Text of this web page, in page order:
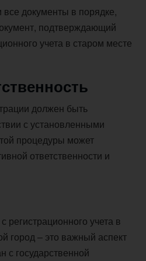
все документы в порядке,
подтверждающий
учета в старом месте
должен быть
с установленными
процедуры может
ответственности и
учета в
город – это важный аспект
с государственной